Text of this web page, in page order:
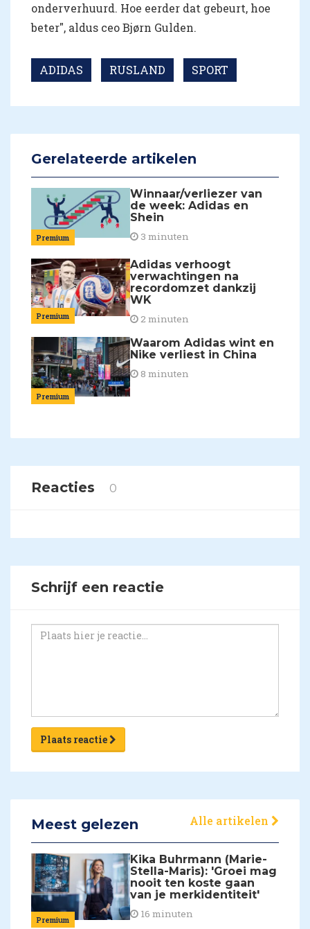
onderverhuurd. Hoe eerder dat gebeurt, hoe
beter", aldus ceo Bjørn Gulden.
ADIDAS RUSLAND SPORT
Gerelateerde artikelen
Premium
Winnaar/verliezer van
de week: Adidas en
Shein
3 minuten
Premium
Adidas verhoogt
verwachtingen na
recordomzet dankzij
WK
2 minuten
Premium
Waarom Adidas wint en
Nike verliest in China
8 minuten
Reacties 0
Schrijf een reactie
Plaats reactie
Meest gelezen Alle artikelen
Premium
Kika Buhrmann (Marie-
Stella-Maris): 'Groei mag
nooit ten koste gaan
van je merkidentiteit'
16 minuten